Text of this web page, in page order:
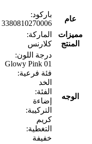
عام
باركود:
3380810270006
مميزات
المنتج
الماركة:
كلارنس
الوجه
درجة اللون:
01 Glowy Pink
فئة فرعية:
الخد
الفئة:
إضاءة
التركيبة:
كريم
التغطية:
خفيفة